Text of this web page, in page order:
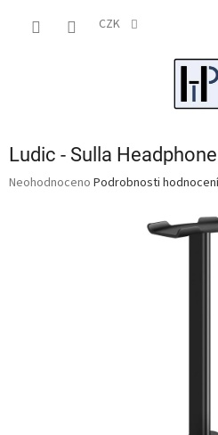
CZK
Ludic - Sulla
Průměrné
Neohodnoceno Podrobnosti hodnocení